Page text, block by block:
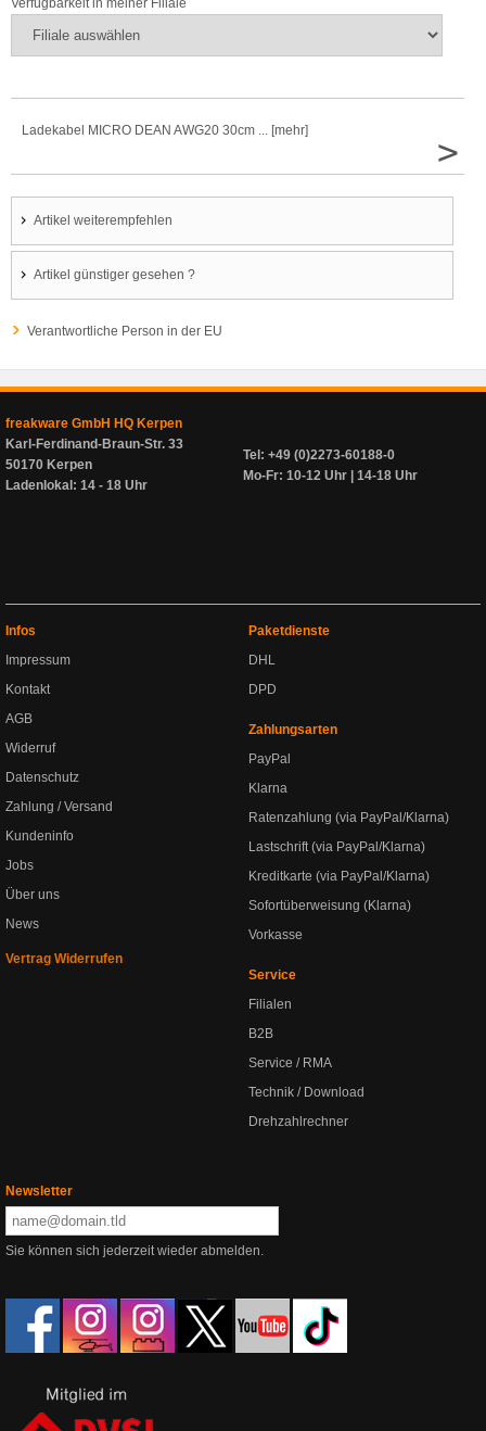
Verfügbarkeit in meiner Filiale
Ladekabel MICRO DEAN AWG20 30cm ... [mehr]
>
Artikel weiterempfehlen
Artikel günstiger gesehen ?
Verantwortliche Person in der EU
freakware GmbH HQ Kerpen
Karl-Ferdinand-Braun-Str. 33
50170 Kerpen
Ladenlokal: 14 - 18 Uhr
Tel: +49 (0)2273-60188-0
Mo-Fr: 10-12 Uhr | 14-18 Uhr
Infos
Impressum
Kontakt
AGB
Widerruf
Datenschutz
Zahlung / Versand
Kundeninfo
Jobs
Über uns
News
Vertrag Widerrufen
Paketdienste
DHL
DPD
Zahlungsarten
PayPal
Klarna
Ratenzahlung (via PayPal/Klarna)
Lastschrift (via PayPal/Klarna)
Kreditkarte (via PayPal/Klarna)
Sofortüberweisung (Klarna)
Vorkasse
Service
Filialen
B2B
Service / RMA
Technik / Download
Drehzahlrechner
Newsletter
Sie können sich jederzeit wieder abmelden.